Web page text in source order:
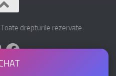
drepturile rezervate.